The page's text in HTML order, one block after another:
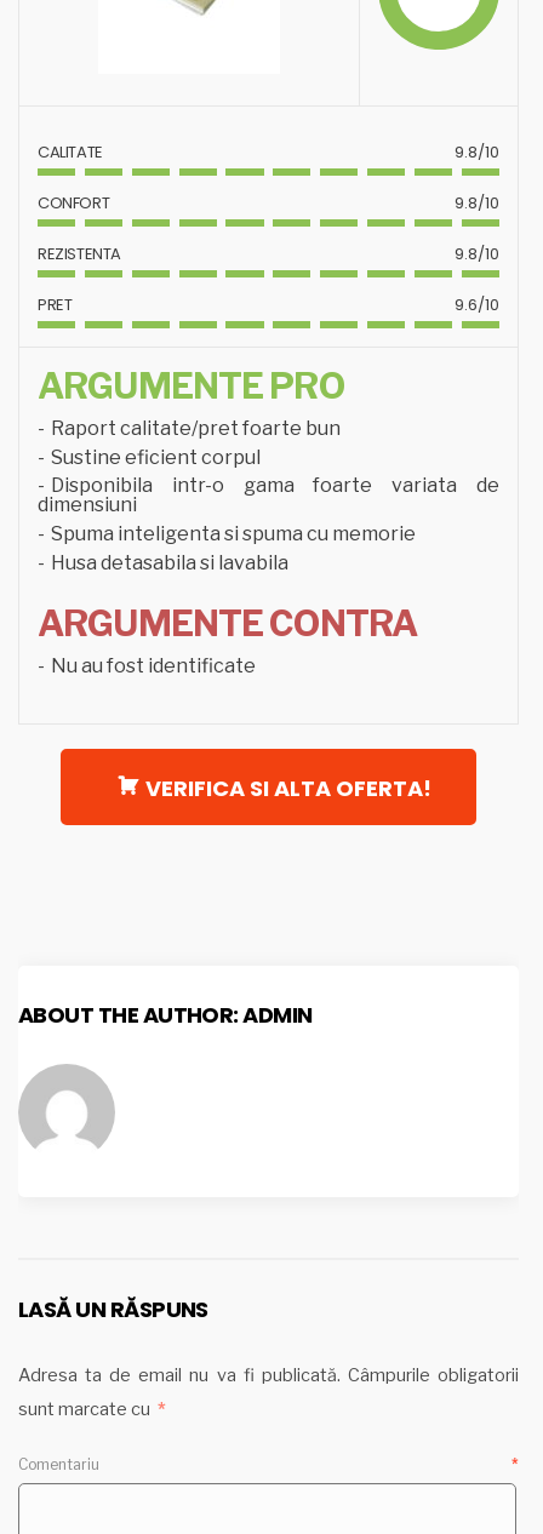
CALITATE 9.8/10
CONFORT 9.8/10
REZISTENTA 9.8/10
PRET 9.6/10
ARGUMENTE PRO
Raport calitate/pret foarte bun
Sustine eficient corpul
Disponibila intr-o gama foarte variata de
dimensiuni
Spuma inteligenta si spuma cu memorie
Husa detasabila si lavabila
ARGUMENTE CONTRA
Nu au fost identificate
VERIFICA SI ALTA OFERTA!
ABOUT THE AUTHOR:ADMIN
LASĂ UN RĂSPUNS
Adresa ta de email nu va fi publicată. Câmpurile obligatorii
sunt marcate cu *
Comentariu *